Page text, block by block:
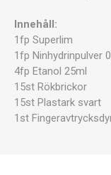
Innehåll:
1fp Superlim
1fp Ninhydrinpulver
4fp Etanol 25ml
15st Rökbrickor
15st Plastark svart
1st